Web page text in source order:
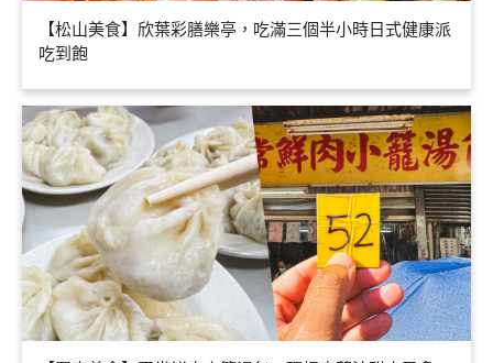
【松山美食】欣葉彩膳樂亭，吃滿三個半小時日式健康派
吃到飽